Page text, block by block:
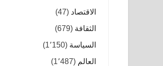
الاقتصاد (47)
الثقافة (679)
السياسة (1٬150)
العالم (1٬487)